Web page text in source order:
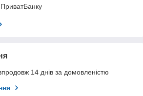
14 днів за домовленістю